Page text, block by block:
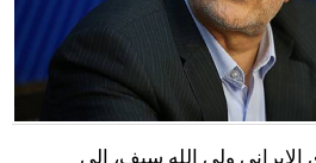
ولي الله سيف، إلى